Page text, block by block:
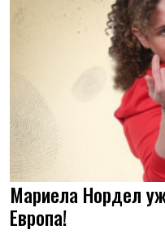
Мариела Нордел
Европа!